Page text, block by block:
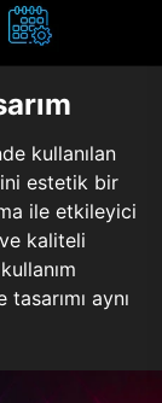
kullanılan
estetik bir
ile etkileyici
kaliteli
aynı